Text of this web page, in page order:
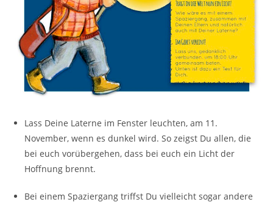
Lass Deine Laterne im Fenster leuchten, am 11.
November, wenn es dunkel wird. So zeigst Du allen, die
bei euch vorübergehen, dass bei euch ein Licht der
Hoffnung brennt.
Bei einem Spaziergang triffst Du vielleicht sogar andere